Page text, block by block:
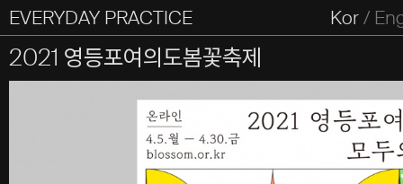
EVERYDAY PRACTICE
일상의실천 Kor/
All Types Graphic Editorial Website
Everyday
2021 영등포여의도봄꽃축제